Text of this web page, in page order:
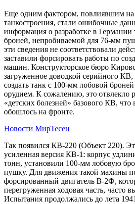
Еще одним фактором, повлиявшим на
танкостроения, стали ошибочные
информация о разработке в Германии
броней, непробиваемой для 76-мм
эти сведения не соответствовали
заставили форсировать работы по
машин. Конструкторское бюро
загруженное доводкой серийного КВ,
создать танк с 100-мм лобовой
орудием. К сожалению, это отвлекло
«детских болезней» базового КВ, что
обошлось на фронте.
Новости МирТесен
Так появился КВ-220 (Объект 220).
усиленная версия КВ-1: корпус
тонн, установили 100-мм лобовую
пушку. Для движения такой махины
форсированный двигатель В-2Ф,
перегруженная ходовая часть, часто
Испытания продолжались до лета